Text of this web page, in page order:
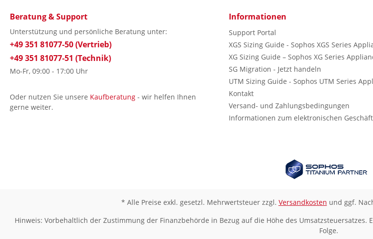
Beratung & Support
Unterstützung und persönliche Beratung unter:
+49 351 81077-50 (Vertrieb)
+49 351 81077-51 (Technik)
Mo-Fr, 09:00 - 17:00 Uhr
Oder nutzen Sie unsere Kaufberatung - wir helfen Ihnen
gerne weiter.
Informationen
Support Portal
XGS Sizing Guide - Sophos XGS Series
XG Sizing Guide – Sophos XG Series
SG Migration - Jetzt handeln
UTM Sizing Guide - Sophos UTM Series
Kontakt
Versand- und Zahlungsbedingungen
Informationen zum elektronischen
* Alle Preise exkl. gesetzl. Mehrwertsteuer zzgl. Versandkosten und ggf.
Hinweis: Vorbehaltlich der Zustimmung der Finanzbehörde in Bezug auf die Höhe des
Folge.